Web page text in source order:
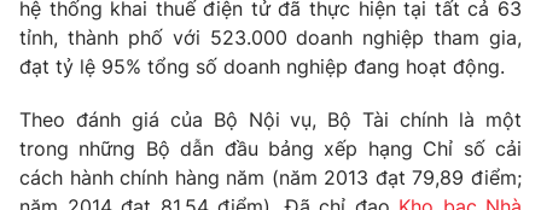
Giải sao mai
Làm đẹp
Chất lượng cuộc sống
Tuyển sinh
Học trực tuyến
Công nghệ
Hitech Công nghệ tương lai
Sản phẩm
Thị trường
Giao lưu trực tuyến
Lịch phát sóng
hệ thống khai thuế điện tử đã thực hiện tại tất cả 63
tỉnh, thành phố với 523.000 doanh nghiệp tham gia,
đạt tỷ lệ 95% tổng số doanh nghiệp đang hoạt động.
Theo đánh giá của Bộ Nội vụ, Bộ Tài chính là một
trong những Bộ dẫn đầu bảng xếp hạng Chỉ số cải
cách hành chính hàng năm (năm 2013 đạt 79,89 điểm;